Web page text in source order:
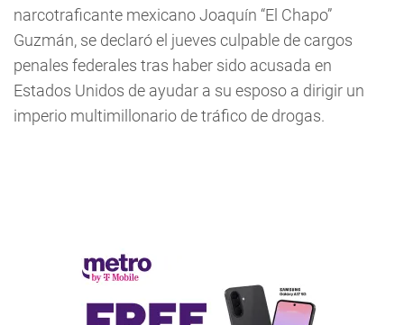
narcotraficante mexicano Joaquín “El Chapo”
Guzmán, se declaró el jueves culpable de cargos
penales federales tras haber sido acusada en
Estados Unidos de ayudar a su esposo a dirigir un
imperio multimillonario de tráfico de drogas.